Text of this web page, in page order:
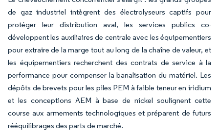
de gaz industriel intègrent des électrolyseurs captifs pour
protéger leur distribution aval, les services publics co-
développent les auxiliaires de centrale avec les équipementiers
pour extraire de la marge tout au long de la chaîne de valeur, et
les équipementiers recherchent des contrats de service à la
performance pour compenser la banalisation du matériel. Les
dépôts de brevets pour les piles PEM à faible teneur en iridium
et les conceptions AEM à base de nickel soulignent cette
course aux armements technologiques et préparent de futurs
rééquilibrages des parts de marché.